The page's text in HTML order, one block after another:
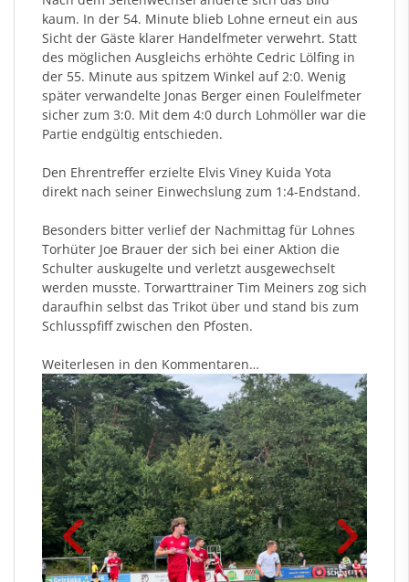
kaum. In der 54. Minute blieb Lohne erneut ein aus
Sicht der Gäste klarer Handelfmeter verwehrt. Statt
des möglichen Ausgleichs erhöhte Cedric Lölfing in
der 55. Minute aus spitzem Winkel auf 2:0. Wenig
später verwandelte Jonas Berger einen Foulelfmeter
sicher zum 3:0. Mit dem 4:0 durch Lohmöller war die
Partie endgültig entschieden.
Den Ehrentreffer erzielte Elvis Viney Kuida Yota
direkt nach seiner Einwechslung zum 1:4-Endstand.
Besonders bitter verlief der Nachmittag für Lohnes
Torhüter Joe Brauer der sich bei einer Aktion die
Schulter auskugelte und verletzt ausgewechselt
werden musste. Torwarttrainer Tim Meiners zog sich
daraufhin selbst das Trikot über und stand bis zum
Schlusspfiff zwischen den Pfosten.
Weiterlesen in den Kommentaren…